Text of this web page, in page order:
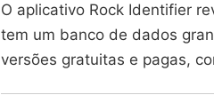
O aplicativo Rock Identifier
tem um banco de dados
versões gratuitas e pagas,